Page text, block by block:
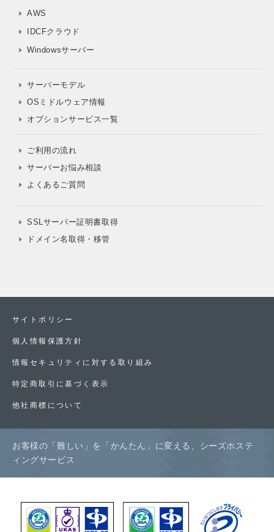
AWS
IDCFクラウド
Windowsサーバー
サーバーモデル
OSミドルウェア情報
オプションサービス一覧
ご利用の流れ
サーバーお悩み相談
よくあるご質問
SSLサーバー証明書取得
ドメイン名取得・移管
サイトポリシー
個人情報保護方針
情報セキュリティに対する取り組み
特定商取引に基づく表示
他社商標について
お客様の「難しい」を「かんたん」に変える、シーズホステ
ィングサービス